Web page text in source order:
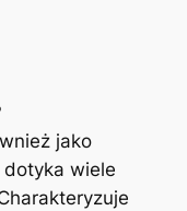
jako
wiele